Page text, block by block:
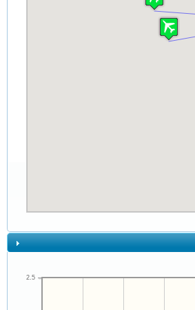
2.5